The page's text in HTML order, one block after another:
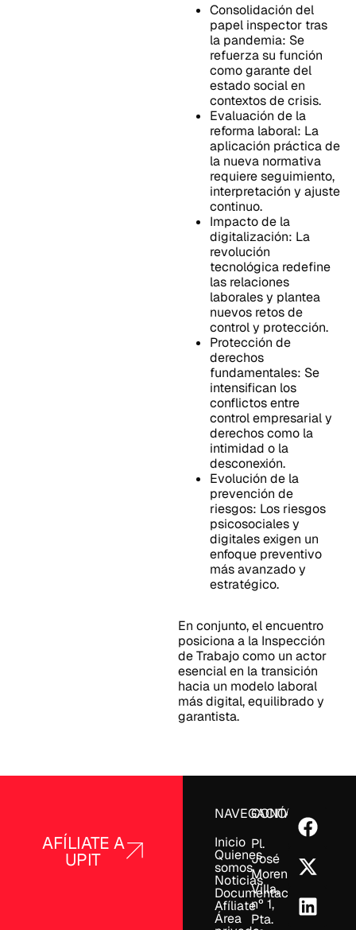
Consolidación del
papel inspector tras
la pandemia: Se
refuerza su función
como garante del
estado social en
contextos de crisis.
Evaluación de la
reforma laboral: La
aplicación práctica de
la nueva normativa
requiere seguimiento,
interpretación y ajuste
continuo.
Impacto de la
digitalización: La
revolución
tecnológica redefine
las relaciones
laborales y plantea
nuevos retos de
control y protección.
Protección de
derechos
fundamentales: Se
intensifican los
conflictos entre
control empresarial y
derechos como la
intimidad o la
desconexión.
Evolución de la
prevención de
riesgos: Los riesgos
psicosociales y
digitales exigen un
enfoque preventivo
más avanzado y
estratégico.
En conjunto, el encuentro
posiciona a la Inspección
de Trabajo como un actor
esencial en la transición
hacia un modelo laboral
más digital, equilibrado y
garantista.
AFÍLIATE A
UPIT
NAVEGACIÓN
Inicio
Quienes
somos
Noticias
Documentación
Afíliate
Área
CONTACTO
Pl.
José
Moreno
Villa,
nº 1,
Pta.